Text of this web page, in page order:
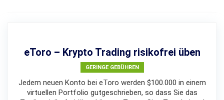
eToro – Krypto Trading risikofrei üben
GERINGE GEBÜHREN
Jedem neuen Konto bei eToro werden $100.000 in einem
virtuellen Portfolio gutgeschrieben, so dass Sie das